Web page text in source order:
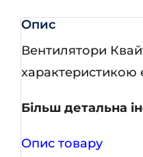
Опис
Вентилятори
характеристикою
Більш детальна
Опис товару